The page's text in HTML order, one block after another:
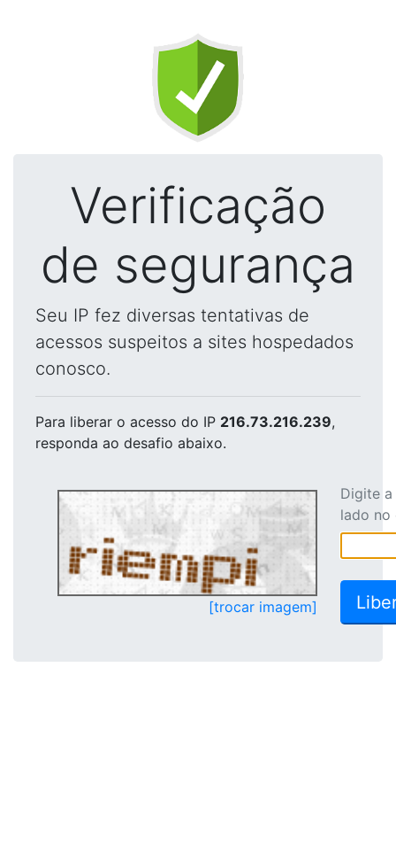
Verificação
de segurança
Seu IP fez diversas tentativas de
acessos suspeitos a sites hospedados
conosco.
Para liberar o acesso do IP 216.73.216.239,
responda ao desafio abaixo.
[trocar imagem]
Digite
lado no